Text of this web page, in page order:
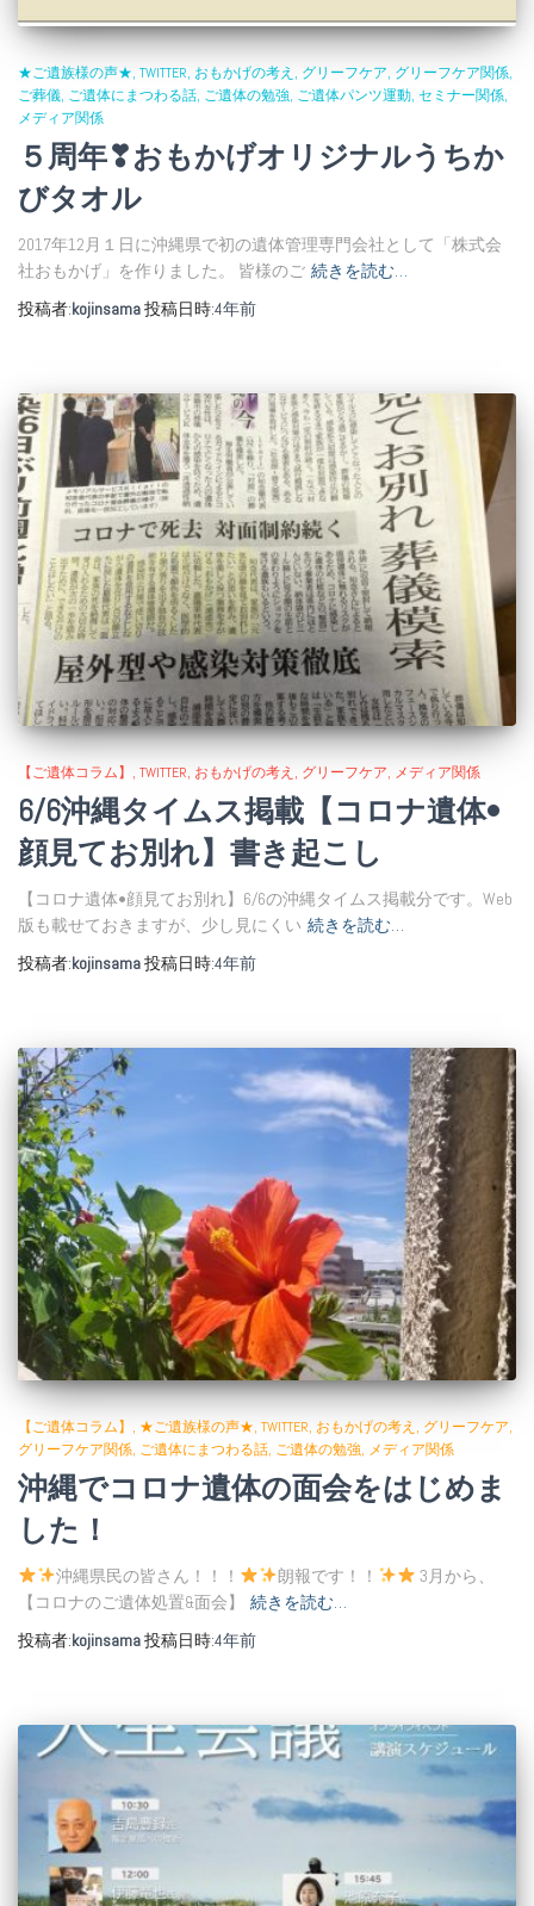
★ご遺族様の声★ TWITTER おもかげの考え グリーフケア グリーフケア関係
ご葬儀 ご遺体にまつわる話 ご遺体の勉強 ご遺体パンツ運動 セミナー関係
メディア関係
５周年❣おもかげオリジナルうちか
びタオル
2017年12月１日に沖縄県で初の遺体管理専門会社として「株式会
社おもかげ」を作りました。 皆様のご 続きを読む…
投稿者:kojinsama投稿日時:4年前
【ご遺体コラム】 TWITTER おもかげの考え グリーフケア メディア関係
6/6沖縄タイムス掲載【コロナ遺体•
顔見てお別れ】書き起こし
【コロナ遺体•顔見てお別れ】6/6の沖縄タイムス掲載分です。Web
版も載せておきますが、少し見にくい 続きを読む…
投稿者:kojinsama投稿日時:4年前
【ご遺体コラム】 ★ご遺族様の声★ TWITTER おもかげの考え
グリーフケア
グリーフケア関係 ご遺体にまつわる話 ご遺体の勉強 メディア関係
沖縄でコロナ遺体の面会をはじめま
した！
沖縄県民の皆さん！！！ 朗報です！！
3月から、
【コロナのご遺体処置&面会】
続きを読む…
投稿者:kojinsama投稿日時:4年前